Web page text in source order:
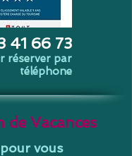
41 66 73
réserver par
téléphone
de Vacances
vous